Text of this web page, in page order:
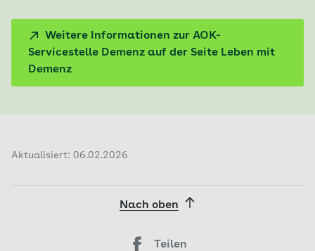
Weitere Informationen zur AOK-
Servicestelle Demenz auf der Seite Leben mit
Demenz
Aktualisiert: 06.02.2026
Nach oben
Teilen